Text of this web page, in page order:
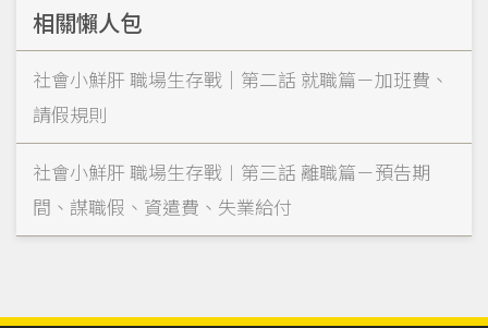
相關懶人包
社會小鮮肝 職場生存戰｜第二話 就職篇－加班費、
請假規則
社會小鮮肝 職場生存戰︱第三話 離職篇－預告期
間、謀職假、資遣費、失業給付